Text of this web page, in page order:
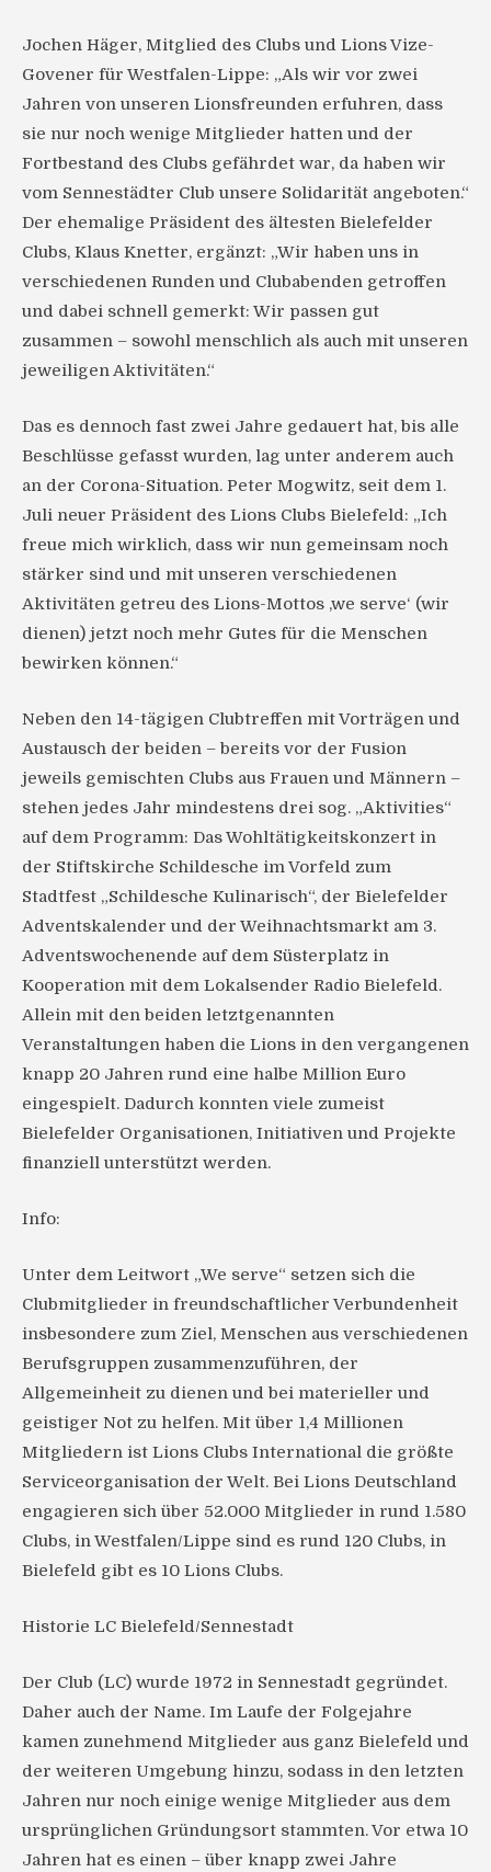
Jochen Häger, Mitglied des Clubs und Lions Vize-
Govener für Westfalen-Lippe: „Als wir vor zwei
Jahren von unseren Lionsfreunden erfuhren, dass
sie nur noch wenige Mitglieder hatten und der
Fortbestand des Clubs gefährdet war, da haben wir
vom Sennestädter Club unsere Solidarität angeboten.“
Der ehemalige Präsident des ältesten Bielefelder
Clubs, Klaus Knetter, ergänzt: „Wir haben uns in
verschiedenen Runden und Clubabenden getroffen
und dabei schnell gemerkt: Wir passen gut
zusammen – sowohl menschlich als auch mit unseren
jeweiligen Aktivitäten.“
Das es dennoch fast zwei Jahre gedauert hat, bis alle
Beschlüsse gefasst wurden, lag unter anderem auch
an der Corona-Situation. Peter Mogwitz, seit dem 1.
Juli neuer Präsident des Lions Clubs Bielefeld: „Ich
freue mich wirklich, dass wir nun gemeinsam noch
stärker sind und mit unseren verschiedenen
Aktivitäten getreu des Lions-Mottos ‚we serve‘ (wir
dienen) jetzt noch mehr Gutes für die Menschen
bewirken können.“
Neben den 14-tägigen Clubtreffen mit Vorträgen und
Austausch der beiden – bereits vor der Fusion
jeweils gemischten Clubs aus Frauen und Männern –
stehen jedes Jahr mindestens drei sog. „Aktivities“
auf dem Programm: Das Wohltätigkeitskonzert in
der Stiftskirche Schildesche im Vorfeld zum
Stadtfest „Schildesche Kulinarisch“, der Bielefelder
Adventskalender und der Weihnachtsmarkt am 3.
Adventswochenende auf dem Süsterplatz in
Kooperation mit dem Lokalsender Radio Bielefeld.
Allein mit den beiden letztgenannten
Veranstaltungen haben die Lions in den vergangenen
knapp 20 Jahren rund eine halbe Million Euro
eingespielt. Dadurch konnten viele zumeist
Bielefelder Organisationen, Initiativen und Projekte
finanziell unterstützt werden.
Info:
Unter dem Leitwort „We serve“ setzen sich die
Clubmitglieder in freundschaftlicher Verbundenheit
insbesondere zum Ziel, Menschen aus verschiedenen
Berufsgruppen zusammenzuführen, der
Allgemeinheit zu dienen und bei materieller und
geistiger Not zu helfen. Mit über 1,4 Millionen
Mitgliedern ist Lions Clubs International die größte
Serviceorganisation der Welt. Bei Lions Deutschland
engagieren sich über 52.000 Mitglieder in rund 1.580
Clubs, in Westfalen/Lippe sind es rund 120 Clubs, in
Bielefeld gibt es 10 Lions Clubs.
Historie LC Bielefeld/Sennestadt
Der Club (LC) wurde 1972 in Sennestadt gegründet.
Daher auch der Name. Im Laufe der Folgejahre
kamen zunehmend Mitglieder aus ganz Bielefeld und
der weiteren Umgebung hinzu, sodass in den letzten
Jahren nur noch einige wenige Mitglieder aus dem
ursprünglichen Gründungsort stammten. Vor etwa 10
Jahren hat es einen – über knapp zwei Jahre